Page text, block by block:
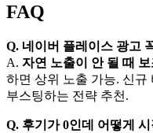
FAQ
Q. 네이버 플레이스 광고
A. 자연 노출이 안 될 때
하면 상위 노출 가능. 신규
부스팅하는 전략 추천.
Q. 후기가 0인데 어떻게